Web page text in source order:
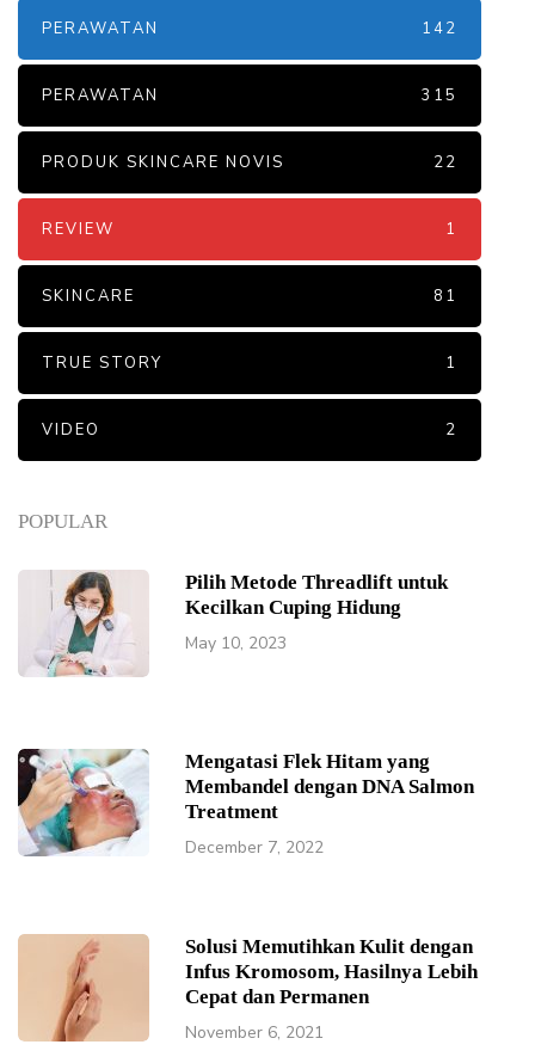
POPULAR
Pilih Metode Threadlift untuk
Kecilkan Cuping Hidung
May 10, 2023
Mengatasi Flek Hitam yang
Membandel dengan DNA Salmon
Treatment
December 7, 2022
Solusi Memutihkan Kulit dengan
Infus Kromosom, Hasilnya Lebih
Cepat dan Permanen
November 6, 2021
PERAWATAN 142
PERAWATAN 315
PRODUK SKINCARE NOVIS 22
REVIEW 1
SKINCARE 81
TRUE STORY 1
VIDEO 2